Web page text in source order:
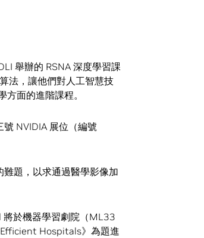
舉辦的 RSNA 深度學習課
法，讓他們對人工智慧技
面的進階課程。
NVIDIA 展位（編號
題，以求通過醫學影像加
於機器學習劇院（ML33
Hospitals》為題進